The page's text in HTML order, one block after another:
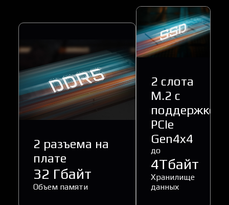
2 разъема на
плате
32 Гбайт
Объем памяти
2 слота
M.2 с
поддержкой
PCIe
Gen4x4
до
4Tбайт
Хранилище
данных